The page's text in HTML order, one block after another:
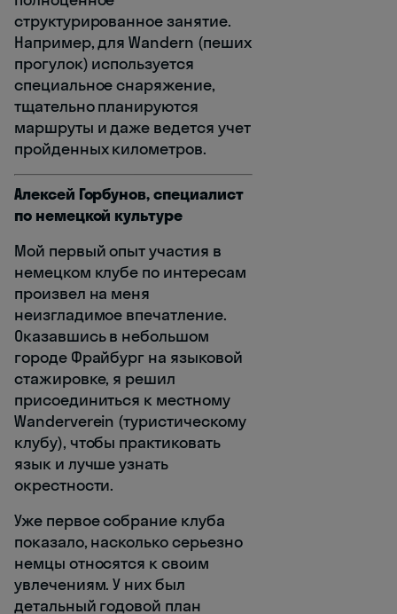
структурированное занятие.
Например, для Wandern (пеших
прогулок) используется
специальное снаряжение,
тщательно планируются
маршруты и даже ведется учет
пройденных километров.
Алексей Горбунов, специалист
по немецкой культуре
Мой первый опыт участия в
немецком клубе по интересам
произвел на меня
неизгладимое впечатление.
Оказавшись в небольшом
городе Фрайбург на языковой
стажировке, я решил
присоединиться к местному
Wanderverein (туристическому
клубу), чтобы практиковать
язык и лучше узнать
окрестности.
Уже первое собрание клуба
показало, насколько серьезно
немцы относятся к своим
увлечениям. У них был
детальный годовой план